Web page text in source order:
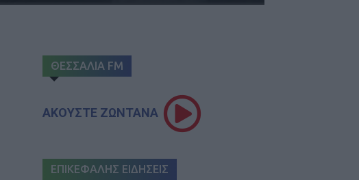
ΘΕΣΣΑΛΙΑ FM
ΑΚΟΥΣΤΕ ΖΩΝΤΑΝΑ
ΕΠΙΚΕΦΑΛΗΣ ΕΙΔΗΣΕΙΣ